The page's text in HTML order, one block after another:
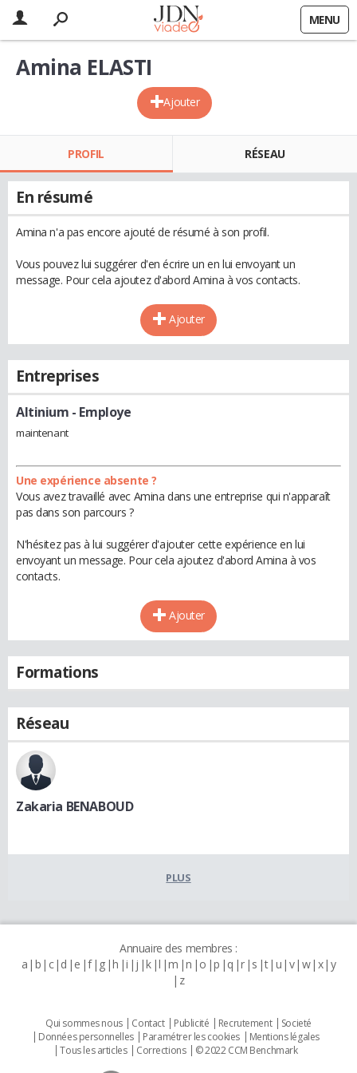
MENU
Ajouter
Amina ELASTI
PROFIL RÉSEAU
En résumé
Amina n'a pas encore ajouté de résumé à son profil.
Vous pouvez lui suggérer d'en écrire un en lui envoyant un
message. Pour cela ajoutez d'abord Amina à vos contacts.
Ajouter
Entreprises
Altinium - Employe
maintenant
Une expérience absente ?
Vous avez travaillé avec Amina dans une entreprise qui n'apparaît
pas dans son parcours ?
N'hésitez pas à lui suggérer d'ajouter cette expérience en lui
envoyant un message. Pour cela ajoutez d'abord Amina à vos
contacts.
Ajouter
Formations
Réseau
Zakaria BENABOUD
PLUS
Annuaire des membres :
a b c d e f g h i j k l m n o p q r s t u v w x y
z
Qui sommes nous Contact Publicité Recrutement
Societé
Données personnelles
Paramétrer les cookies
Mentions légales
Tous les articles
Corrections © 2022 CCM Benchmark